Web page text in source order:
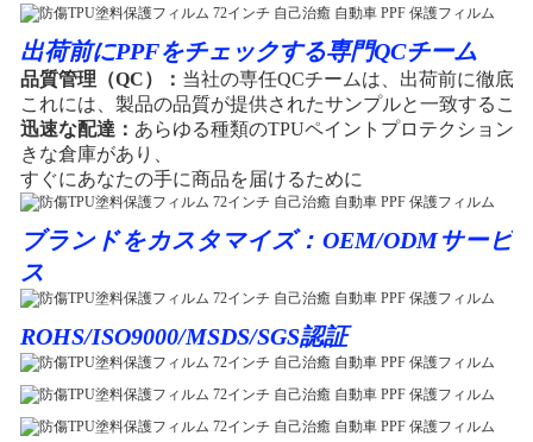
出荷前にPPFをチェックする専門QCチーム
品質管理（QC）： 当社の専任QCチームは、出荷前に徹底
これには、製品の品質が提供されたサンプルと一致するこ
迅速な配達： あらゆる種類のTPUペイントプロテクション
きな倉庫があり、
すぐにあなたの手に商品を届けるために
ブランドをカスタマイズ：OEM/ODMサービ
ス
ROHS/ISO9000/MSDS/SGS認証